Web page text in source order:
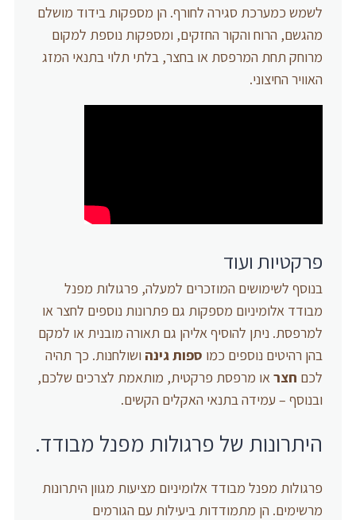
לשמש כמערכת סגירה לחורף. הן מספקות בידוד מושלם
מהגשם, הרוח והקור החזקים, ומספקות נוספת למקום
מרוחק תחת המרפסת או בחצר, בלתי תלוי בתנאי המזג
האוויר החיצוני.
פרקטיות ועוד
בנוסף לשימושים המוזכרים למעלה, פרגולות מפנל
מבודד אלומיניום מספקות גם פתרונות נוספים לחצר או
למרפסת. ניתן להוסיף אליהן גם תאורה מובנית או למקם
בהן רהיטים נוספים כמו ספות גינה ושולחנות. כך תהיה
לכם חצראו מרפסת פרקטית, מותאמת לצרכים שלכם,
ובנוסף – עמידה בתנאי האקלים הקשים.
היתרונות של פרגולות מפנל מבודד.
פרגולות מפנל מבודד אלומיניום מציעות מגוון היתרונות
מרשימים. הן מתמודדות ביעילות עם הגורמים